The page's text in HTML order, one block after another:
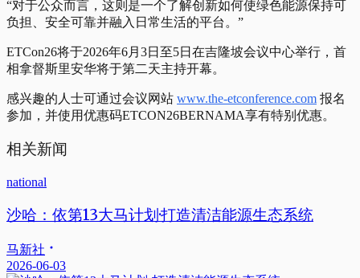
“对于公众而言，这则是一个了解创新如何使绿色能源保持可
负担、安全可靠并融入日常生活的平台。”
ETCon26将于2026年6月3日至5日在吉隆坡会议中心举行，首
相拿督斯里安华将于第二天主持开幕。
感兴趣的人士可通过会议网站 www.the-etconference.com 报名
参加，并使用优惠码ETCON26BERNAMA享有特别优惠。
相关新闻
national
沙哈：依第13大马计划·打造清洁能源生态系统
马新社
2026-06-03